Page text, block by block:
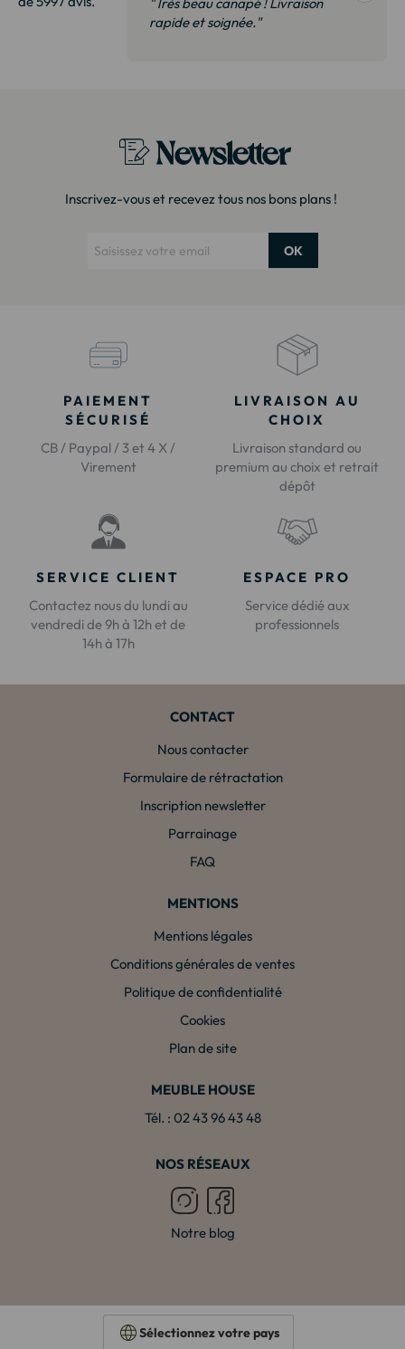
rapide et soignée."
Newsletter
Inscrivez-vous et recevez tous nos bons plans !
OK
PAIEMENT
SÉCURISÉ
CB / Paypal / 3 et 4 X /
Virement
LIVRAISON AU
CHOIX
Livraison standard ou
premium au choix et retrait
dépôt
SERVICE CLIENT
Contactez nous du lundi au
vendredi de 9h à 12h et de
14h à 17h
ESPACE PRO
Service dédié aux
professionnels
CONTACT
Nous contacter
Formulaire de rétractation
Inscription newsletter
Parrainage
FAQ
MENTIONS
Mentions légales
Conditions générales de ventes
Politique de confidentialité
Cookies
Plan de site
MEUBLE HOUSE
Tél. : 02 43 96 43 48
NOS RÉSEAUX
Notre blog
Sélectionnez votre pays